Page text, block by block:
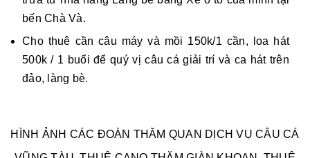
bến Chà Và.
Cho thuê cần câu máy và mồi 150k/1 cần, loa hát
500k / 1 buổi để quý vị câu cá giải trí và ca hát trên
đảo, làng bè.
HÌNH ẢNH CÁC ĐOÀN THĂM QUAN DỊCH VỤ CÂU CÁ